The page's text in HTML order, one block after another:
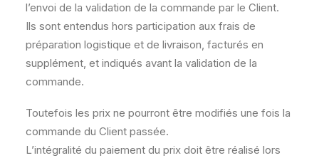
l’envoi de la validation de la commande par le Client.
Ils sont entendus hors participation aux frais de
préparation logistique et de livraison, facturés en
supplément, et indiqués avant la validation de la
commande.
Toutefois les prix ne pourront être modifiés une fois la
commande du Client passée.
L’intégralité du paiement du prix doit être réalisé lors